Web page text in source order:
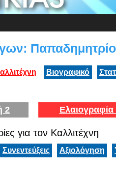
Βιογραφικό
2 Ελαιογραφία
για τον Καλλιτέχνη
Συνεντεύξεις Αξιολόγηση